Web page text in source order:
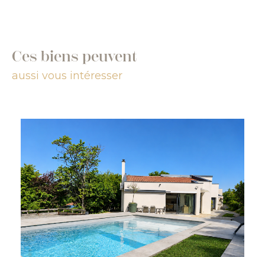
Ces biens peuvent
aussi vous intéresser